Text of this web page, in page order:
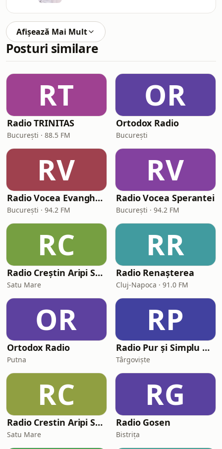
Afișează Mai Mult
Posturi similare
RT
Radio TRINITAS
București · 88.5 FM
OR
Ortodox Radio
București
RV
Radio Vocea Evangheliei București (RVE București)
București · 94.2 FM
RV
Radio Vocea Sperantei
București · 94.2 FM
RC
Radio Creștin Aripi Spre Cer
Satu Mare
RR
Radio Renașterea
Cluj-Napoca · 91.0 FM
OR
Ortodox Radio
Putna
RP
Radio Pur și Simplu Creștin
Târgoviște
RC
Radio Crestin Aripi Spre Cer Predici
Satu Mare
RG
Radio Gosen
Bistrița